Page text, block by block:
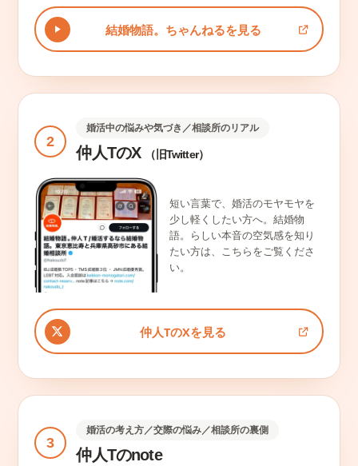
結婚物語。ちゃんねるを見る
2
婚活中の悩みや気づき／相談所のリアル
仲人TのX （旧Twitter）
短い言葉で、婚活のモヤモヤを
少し軽くしたい方へ。結婚物
語。らしい本音の空気感を知り
たい方は、こちらをご覧くださ
い。
仲人TのXを見る
3
婚活の考え方／交際の悩み／相談所の裏側
仲人Tのnote